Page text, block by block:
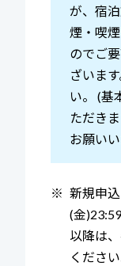
が、宿
煙・喫
のでご
ざいま
い。 (基
ただき
お願いい
※ 新規申
(金
以降は
ください